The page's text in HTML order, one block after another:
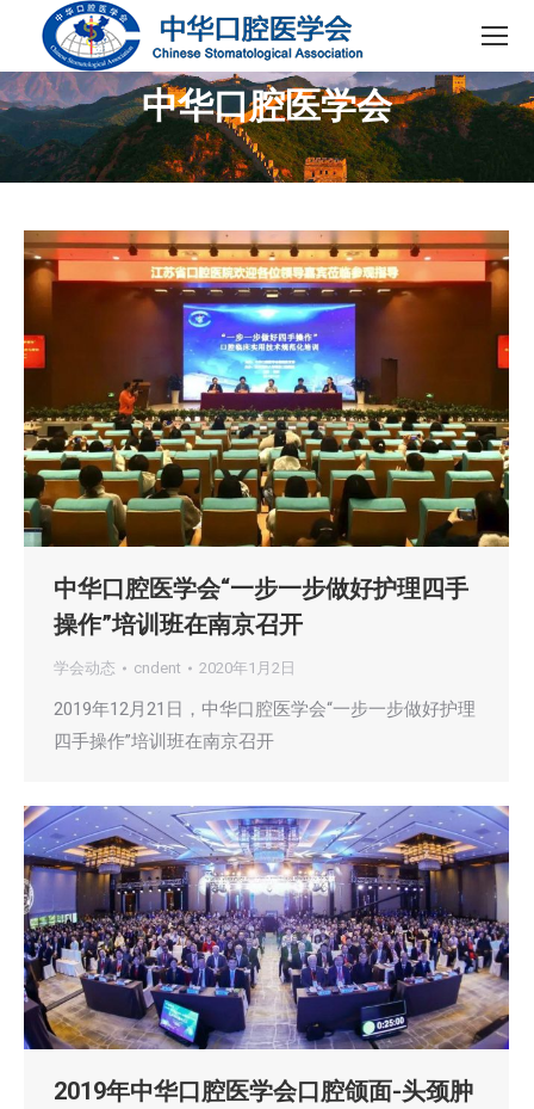
中华口腔医学会
您在这里：
中华口腔医学会“一步一步做好护理四手
操作”培训班在南京召开
学会动态 cndent 2020年1月2日
2019年12月21日，中华口腔医学会“一步一步做好护理
四手操作”培训班在南京召开
2019年中华口腔医学会口腔颌面-头颈肿